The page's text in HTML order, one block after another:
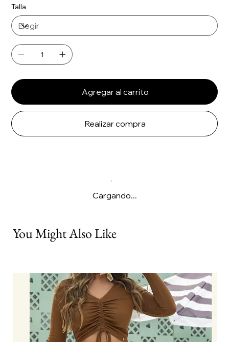
Talla
Agregar al carrito
Realizar compra
Cargando...
You Might Also Like